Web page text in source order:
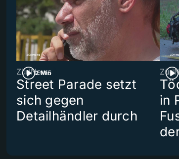
2 Min
ZüriNews
Street Parade setzt
sich gegen
Detailhändler durch
in